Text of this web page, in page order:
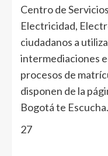
Centro de
Electricidad,
ciudadanos a
intermediaciones
procesos de
disponen de la
Bogotá te Escucha.
27